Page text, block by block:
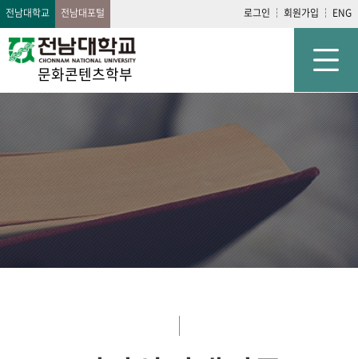
전남대학교 전남대포털 로그인 회원가입 ENG
문화콘텐츠학부